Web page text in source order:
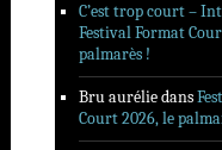
C’est trop court –
Festival Format
palmarès !
Bru auréliedans
Court 2026, le